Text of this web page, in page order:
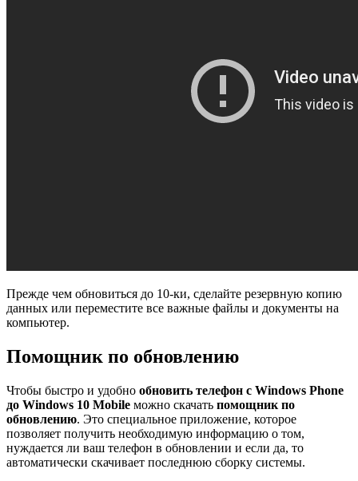
Прежде чем обновиться до 10-ки, сделайте резервную копию
данных или переместите все важные файлы и документы на
компьютер.
Помощник по обновлению
Чтобы быстро и удобно обновить телефон с Windows Phone
до Windows 10 Mobile можно скачать помощник по
обновлению. Это специальное приложение, которое
позволяет получить необходимую информацию о том,
нуждается ли ваш телефон в обновлении и если да, то
автоматически скачивает последнюю сборку системы.